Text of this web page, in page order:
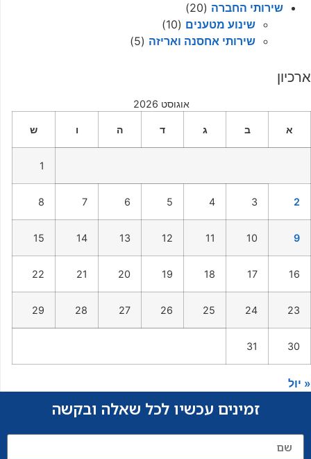
שירותי החברה (20)
שינוע מטענים (10)
שירותי אחסנה ואריזה (5)
ארכיון
אוגוסט 2026
א ב ג ד ה ו ש
1
2
3
4
5
6
7
8
9
10
11
12
13
14
15
16
17
18
19
20
21
22
23
24
25
26
27
28
29
30
31
« יול
זמינים עכשיו לכל שאלה ובקשה